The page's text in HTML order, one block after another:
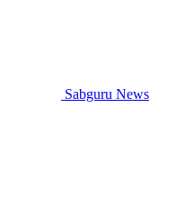
Sabguru News